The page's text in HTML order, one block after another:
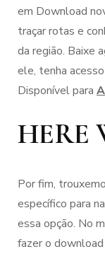
em Download
traçar rotas e
da região. Baixe
ele, tenha
Disponível para
HERE
Por fim,
específico para
essa opção. No
fazer o